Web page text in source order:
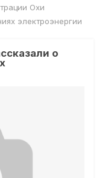
Охи
электроэнергии
о